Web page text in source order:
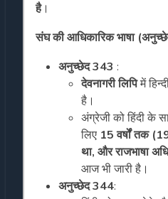
है।
संघ की आधिकारिक भाषा
अनुच्छेद 343 :
देवनागरी लिपिमें
है।
अंग्रेजी को हिंदी के
लिए 15 वर्षों तक
था, और राजभाषा
आज भी जारी है।
अनुच्छेद 344: